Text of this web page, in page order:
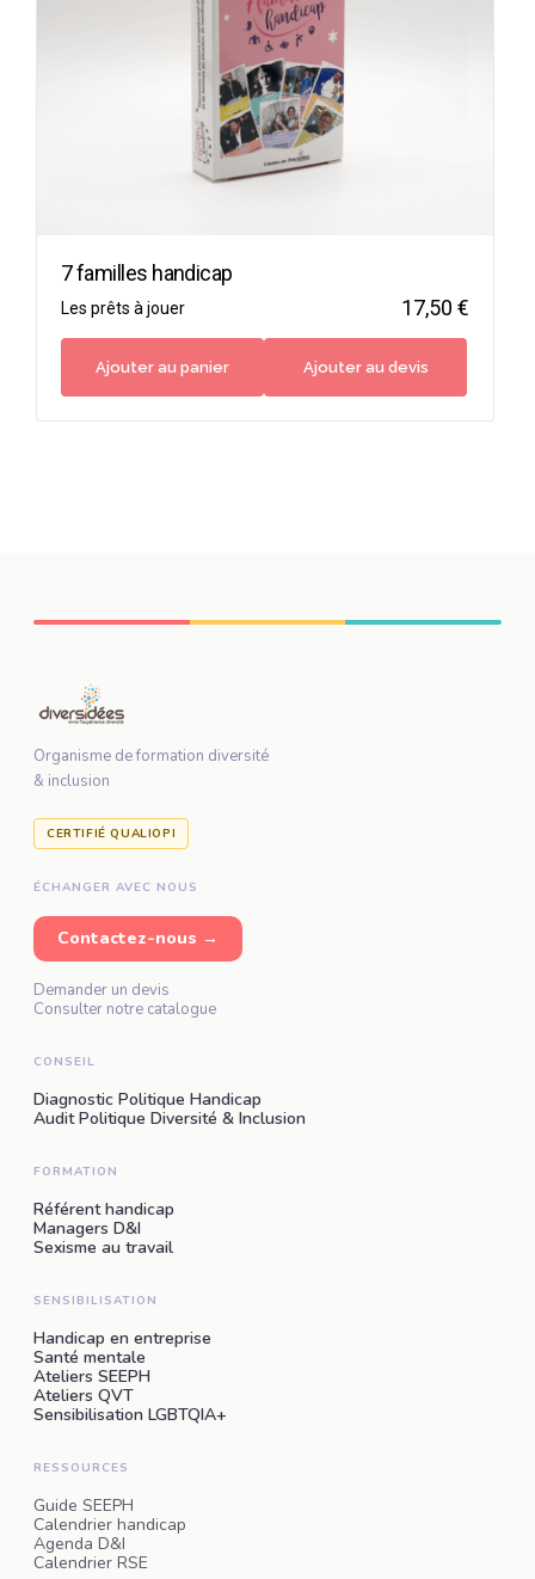
7 familles handicap
Les prêts à jouer 17,50€
Ajouter au panier Ajouter au devis
Organisme de formation diversité
& inclusion
CERTIFIÉ QUALIOPI
ÉCHANGER AVEC NOUS
Contactez-nous →
Demander un devis
Consulter notre catalogue
CONSEIL
Diagnostic Politique Handicap
Audit Politique Diversité & Inclusion
FORMATION
Référent handicap
Managers D&I
Sexisme au travail
SENSIBILISATION
Handicap en entreprise
Santé mentale
Ateliers SEEPH
Ateliers QVT
Sensibilisation LGBTQIA+
RESSOURCES
Guide SEEPH
Calendrier handicap
Agenda D&I
Calendrier RSE